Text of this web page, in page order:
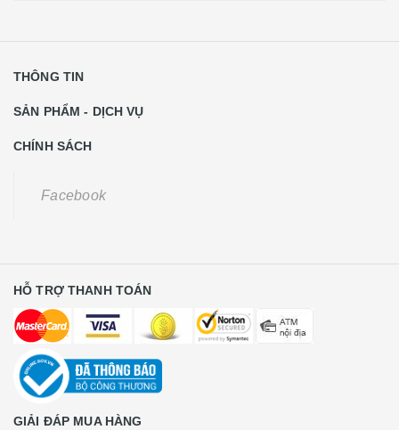
THÔNG TIN
SẢN PHẨM - DỊCH VỤ
CHÍNH SÁCH
Facebook
HỖ TRỢ THANH TOÁN
GIẢI ĐÁP MUA HÀNG